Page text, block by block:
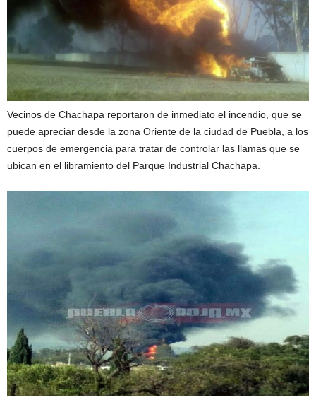
Vecinos de Chachapa reportaron de inmediato el incendio, que se
puede apreciar desde la zona Oriente de la ciudad de Puebla, a los
cuerpos de emergencia para tratar de controlar las llamas que se
ubican en el libramiento del Parque Industrial Chachapa.